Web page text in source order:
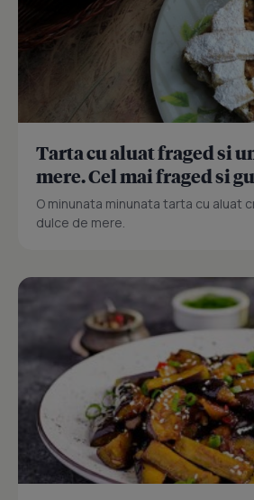
Tarta cu aluat fraged si
mere. Cel mai fraged si
O minunata minunata tarta cu aluat
dulce de mere.